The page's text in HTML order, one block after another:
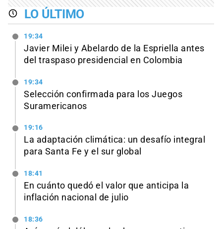
LO ÚLTIMO
19:34
Javier Milei y Abelardo de la Espriella antes
del traspaso presidencial en Colombia
19:34
Selección confirmada para los Juegos
Suramericanos
19:16
La adaptación climática: un desafío integral
para Santa Fe y el sur global
18:41
En cuánto quedó el valor que anticipa la
inflación nacional de julio
18:36